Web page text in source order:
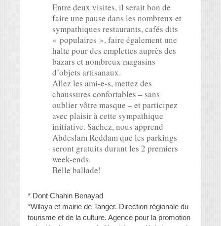
Entre deux visites, il serait bon de
faire une pause dans les nombreux et
sympathiques restaurants, cafés dits
« populaires », faire également une
halte pour des emplettes auprès des
bazars et nombreux magasins
d’objets artisanaux.
Allez les ami-e-s, mettez des
chaussures confortables – sans
oublier vôtre masque – et participez
avec plaisir à cette sympathique
initiative. Sachez, nous apprend
Abdeslam Reddam que les parkings
seront gratuits durant les 2 premiers
week-ends.
Belle ballade!
* Dont Chahin Benayad
*Wilaya et mairie de Tanger. Direction régionale du
tourisme et de la culture. Agence pour la promotion